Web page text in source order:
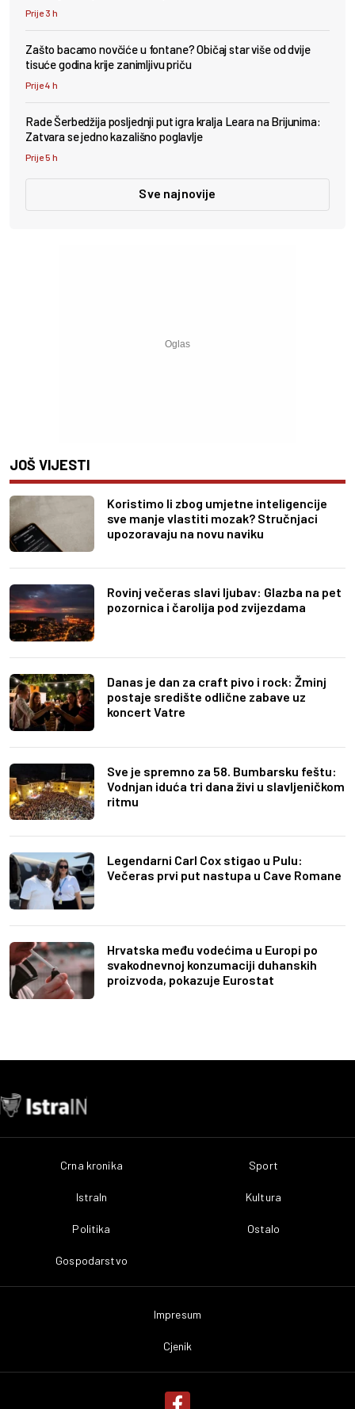
Prije 3 h
Zašto bacamo novčiće u fontane? Običaj star više od dvije
tisuće godina krije zanimljivu priču
Prije 4 h
Rade Šerbedžija posljednji put igra kralja Leara na Brijunima:
Zatvara se jedno kazališno poglavlje
Prije 5 h
Sve najnovije
JOŠ VIJESTI
Koristimo li zbog umjetne inteligencije
sve manje vlastiti mozak? Stručnjaci
upozoravaju na novu naviku
Rovinj večeras slavi ljubav: Glazba na pet
pozornica i čarolija pod zvijezdama
Danas je dan za craft pivo i rock: Žminj
postaje središte odlične zabave uz
koncert Vatre
Sve je spremno za 58. Bumbarsku feštu:
Vodnjan iduća tri dana živi u slavljeničkom
ritmu
Legendarni Carl Cox stigao u Pulu:
Večeras prvi put nastupa u Cave Romane
Hrvatska među vodećima u Europi po
svakodnevnoj konzumaciji duhanskih
proizvoda, pokazuje Eurostat
Crna kronika
IstraIn
Politika
Gospodarstvo
Sport
Kultura
Ostalo
Impresum
Cjenik